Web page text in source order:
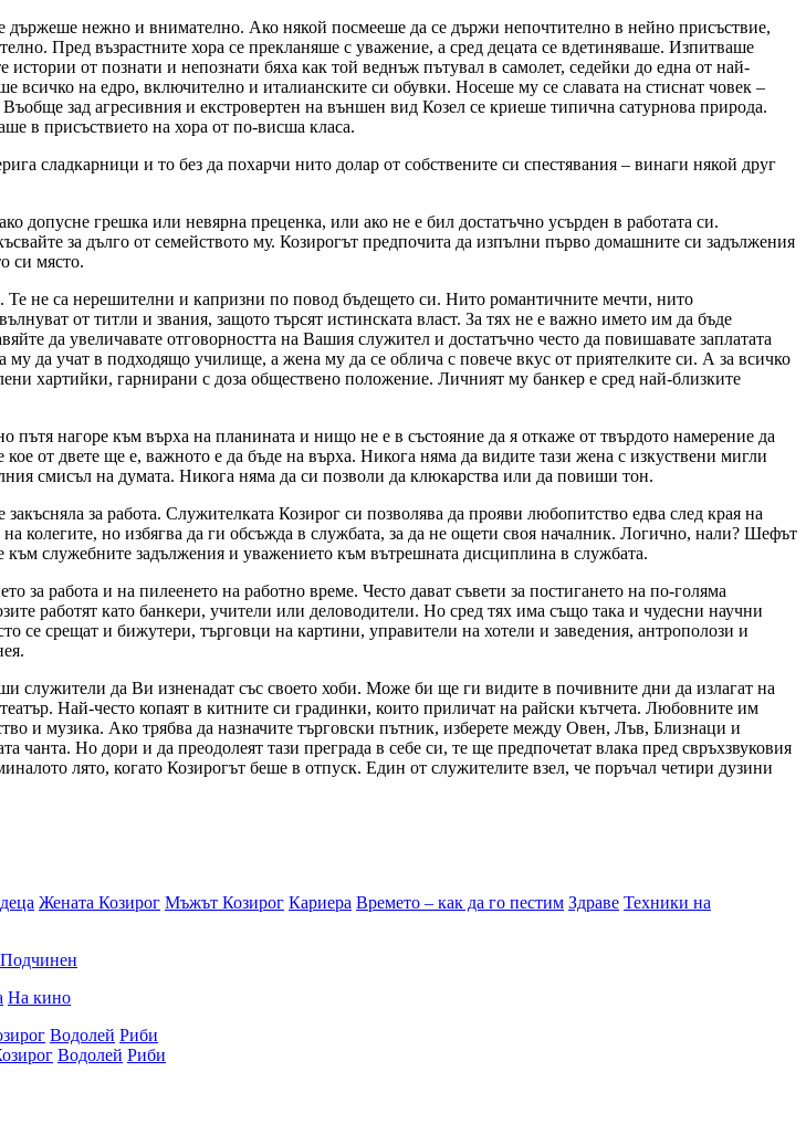
държеше нежно и внимателно. Ако някой посмееше да се държи непочтително в нейно присъствие,
Пред възрастните хора се прекланяше с уважение, а сред децата се вдетиняваше. Изпитваше
от познати и непознати бяха как той веднъж пътувал в самолет, седейки до една от най-
всичко на едро, включително и италианските си обувки. Носеше му се славата на стиснат човек –
зад агресивния и екстровертен на външен вид Козел се криеше типична сатурнова природа.
в присъствието на хора от по-висша класа.
сладкарници и то без да похарчи нито долар от собствените си спестявания – винаги някой друг
допусне грешка или невярна преценка, или ако не е бил достатъчно усърден в работата си.
за дълго от семейството му. Козирогът предпочита да изпълни първо домашните си задължения
си място.
Те не са нерешителни и капризни по повод бъдещето си. Нито романтичните мечти, нито
от титли и звания, защото търсят истинската власт. За тях не е важно името им да бъде
да увеличавате отговорността на Вашия служител и достатъчно често да повишавате заплатата
да учат в подходящо училище, а жена му да се облича с повече вкус от приятелките си. А за всичко
хартийки, гарнирани с доза обществено положение. Личният му банкер е сред най-близките
пътя нагоре към върха на планината и нищо не е в състояние да я откаже от твърдото намерение да
от двете ще е, важното е да бъде на върха. Никога няма да видите тази жена с изкуствени мигли
смисъл на думата. Никога няма да си позволи да клюкарства или да повиши тон.
за работа. Служителката Козирог си позволява да прояви любопитство едва след края на
колегите, но избягва да ги обсъжда в службата, за да не ощети своя началник. Логично, нали? Шефът
служебните задължения и уважението към вътрешната дисциплина в службата.
работа и на пилеенето на работно време. Често дават съвети за постигането на по-голяма
работят като банкери, учители или деловодители. Но сред тях има също така и чудесни научни
се срещат и бижутери, търговци на картини, управители на хотели и заведения, антрополози и
служители да Ви изненадат със своето хоби. Може би ще ги видите в почивните дни да излагат на
Най-често копаят в китните си градинки, които приличат на райски кътчета. Любовните им
и музика. Ако трябва да назначите търговски пътник, изберете между Овен, Лъв, Близнаци и
чанта. Но дори и да преодолеят тази преграда в себе си, те ще предпочетат влака пред свръхзвуковия
лято, когато Козирогът беше в отпуск. Един от служителите взел, че поръчал четири дузини
Жената Козирог Мъжът Козирог Кариера Времето – как да го пестим Здраве Техники на
Подчинен
На кино
Водолей Риби
Водолей Риби